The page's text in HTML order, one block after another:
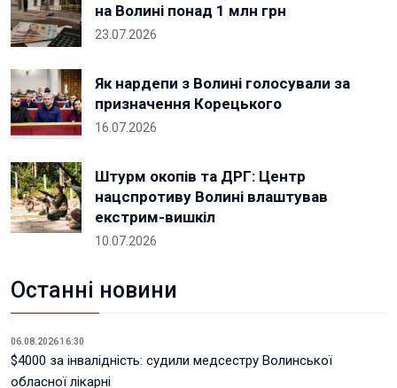
на Волині понад 1 млн грн
23.07.2026
Як нардепи з Волині голосували за
призначення Корецького
16.07.2026
Штурм окопів та ДРГ: Центр
нацспротиву Волині влаштував
екстрим-вишкіл
10.07.2026
Останні новини
06.08.2026 16:30
$4000 за інвалідність: судили медсестру Волинської
обласної лікарні